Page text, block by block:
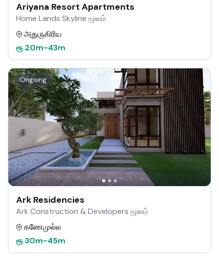
Ariyana Resort Apartments
Home Lands Skyline மூலம்
அதுருகிரிய
ரூ 20m-43m
Ongoing
Ark Residencies
Ark Construction & Developers மூலம்
கணேமுல்ல
ரூ30m-45m